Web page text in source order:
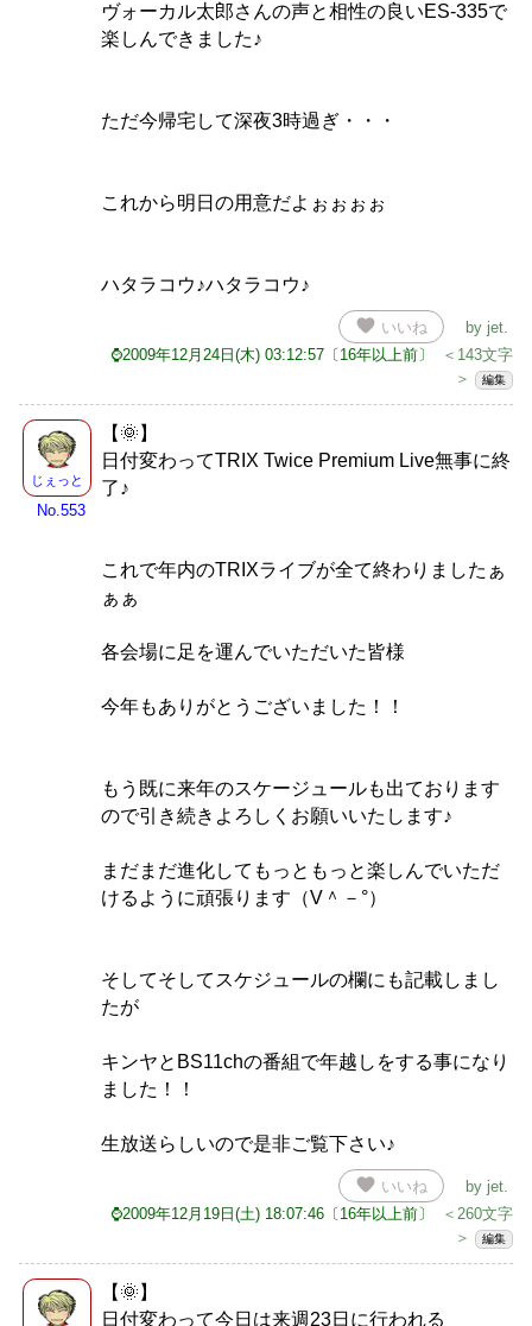
ヴォーカル太郎さんの声と相性の良いES-335で
楽しんできました♪
ただ今帰宅して深夜3時過ぎ・・・
これから明日の用意だよぉぉぉぉ
ハタラコウ♪ハタラコウ♪
favorite いいね by jet
⌚2009年12月24日(木) 03:12:57〔16年以上前〕
＜143文字
＞
編集
じぇっと
No.553
【🌞】
日付変わってTRIX Twice Premium Live無事に終
了♪
これで年内のTRIXライブが全て終わりましたぁ
ぁぁ
各会場に足を運んでいただいた皆様
今年もありがとうございました！！
もう既に来年のスケージュールも出ております
ので引き続きよろしくお願いいたします♪
まだまだ進化してもっともっと楽しんでいただ
けるように頑張ります（V＾－°）
そしてそしてスケジュールの欄にも記載しまし
たが
キンヤとBS11chの番組で年越しをする事になり
ました！！
生放送らしいので是非ご覧下さい♪
favorite いいね by jet
⌚2009年12月19日(土) 18:07:46〔16年以上前〕
＜260文字
＞
編集
【🌞】
日付変わって今日は来週23日に行われる